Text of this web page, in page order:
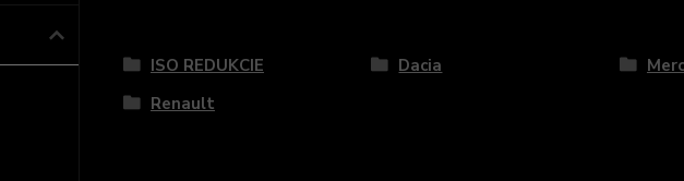
ISO REDUKCIE Dacia
Renault